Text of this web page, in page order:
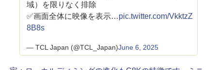
域）を限りなく排除
✅画面全体に映像を表示…pic.twitter.com/VkktzZ
8B8s
— TCL Japan (@TCL_Japan)June 6, 2025